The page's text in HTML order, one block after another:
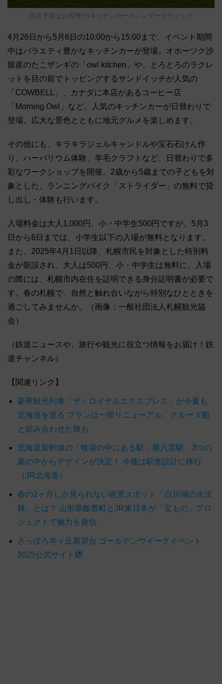
出店予定は公式HPのキッチンカーカレンダーでチェック
4月26日から5月6日の10:00から15:00まで、イベント期間
中はバラエティ豊かなキッチンカーが登場。オホーツク沙
留産のたこザンギの「owl kitchen」や、とろとろのラクレ
ットを目の前でトッピングするサンドイッチが人気の
「COWBELL」、カナダに本店があるコーヒー店
「Morning Owl」など、人気のキッチンカーが日替わりで
登場。広大な景色とともに地元グルメを楽しめます。
その他にも、キラキラジェルキャンドルや宝石石けん作
り、ハーバリウム体験、羊毛クラフトなど、日替わりで多
彩なワークショップを開催。2歳から5歳までの子どもを対
象とした、ランニングバイク「ストライダー」の無料で貸
し出し・体験も行います。
入場料金は大人1,000円、小・中学生500円ですが、5月3
日から6日までは、小学生以下の入場が無料となります。
また、2025年4月1日以降、札幌市民を対象とした特別料
金が新設され、大人は500円、小・中学生は無料に。入場
の際には、札幌市内在住を証明できる身分証明書が必要で
す。春の札幌で、自然と触れ合いながら特別なひとときを
過ごしてみませんか。（画像：一般社団法人札幌観光協
会）
（鉄道ニュースや、旅行や観光に役立つ情報をお届け！鉄
道チャンネル）
【関連リンク】
豪華観光列車「ザ・ロイヤルエクスプレス」が今夏も
北海道を巡る プランは一部リニューアル、クルーズ船
と組み合わせた旅も
北海道新幹線の「牧場の中にある駅」新八雲駅、3つの
案の中からデザインが決定！ 今後は駅舎設計に移行
（JR北海道）
春の2ヶ月しか見られない絶景スポット「白川湖の水没
林」とは？ 山形県飯豊町とJR東日本が「宝もの」プロ
ジェクトで魅力を発信
さっぽろ羊ヶ丘展望台 ゴールデンウイークイベント
2025公式サイト